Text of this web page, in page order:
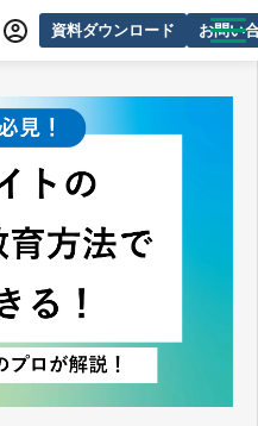
資料ダウンロード お問い
一覧
デモ
例
ント情報
す研究所